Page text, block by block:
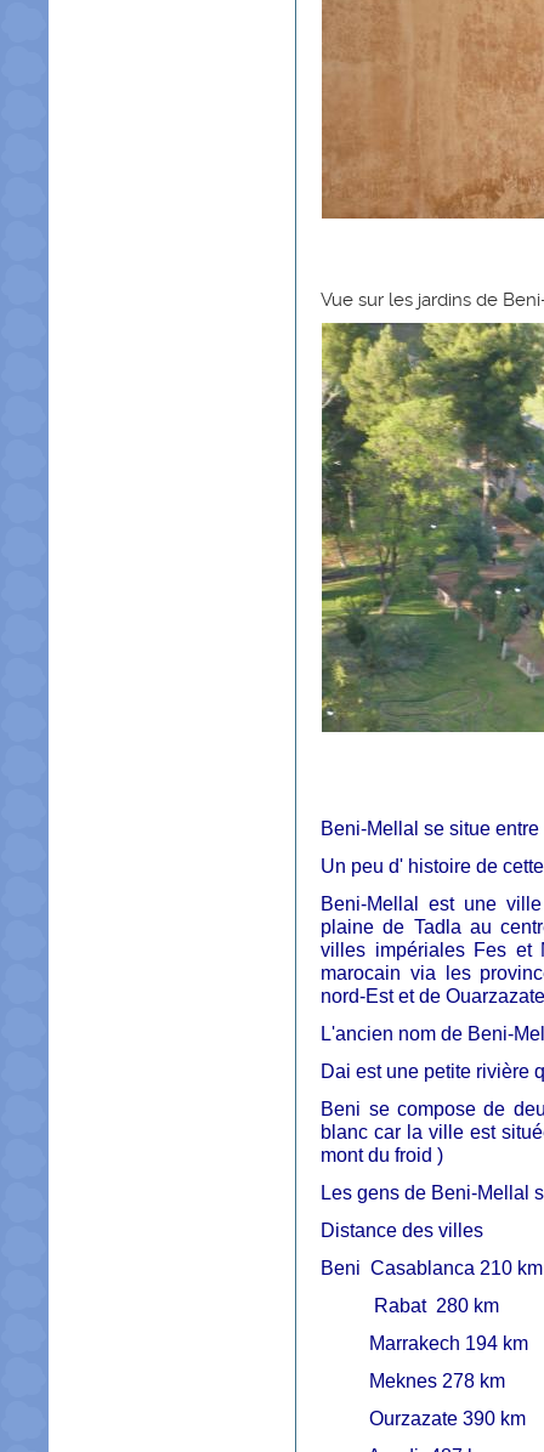
Vue sur les jardins de
Beni-Mellal se situe
Un peu d' histoire de
Beni-Mellal est une
plaine de Tadla au
villes impériales Fes et
marocain via les
nord-Est et de
L'ancien nom de Beni-
Dai est une petite rivière
Beni se compose de
blanc car la ville est
mont du froid )
Les gens de Beni-Mellal
Distance des villes
Beni Casablanca 210 km
Rabat 280 km
Marrakech 194 km
Meknes 278 km
Ourzazate 390 km